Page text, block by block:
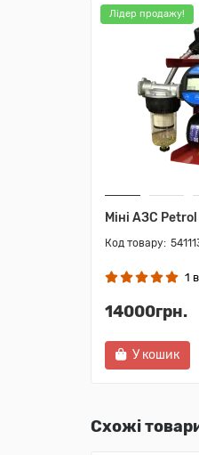
Лідер продажу!
Міні АЗС
1
14000грн.
У кошик
Схожі